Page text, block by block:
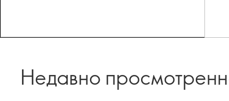
Недавно